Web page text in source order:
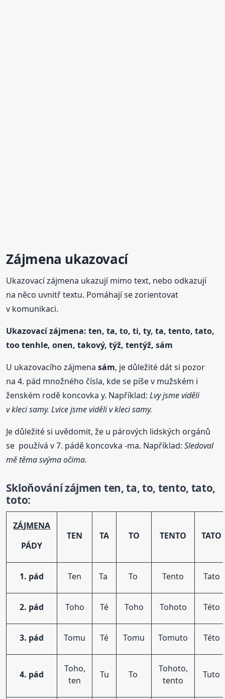
Zájmena ukazovací
Ukazovací zájmena ukazují mimo text, nebo odkazují
na něco uvnitř textu. Pomáhají se zorientovat
v komunikaci.
Ukazovací zájmena: ten, ta, to, ti, ty, ta, tento, tato,
too tenhle, onen, takový, týž, tentýž, sám
U ukazovacího zájmenasám, je důležité dát si pozor
na 4. pád množného čísla, kde se píše v mužském i
ženském rodě koncovka y. Například:Lvy jsme viděli
v kleci samy. Lvice jsme viděli v kleci samy.
Je důležité si uvědomit, že u párových lidských orgánů
se používá v 7. pádě koncovka -ma. Například:Sledoval
mě těma svýma očima.
Skloňovánízájmen ten, ta, to, tento, tato,
toto:
ZÁJMENA
PÁDY
TEN TA TO TENTO TATO
1. pád Ten Ta To Tento Tato
2. pád Toho Té Toho Tohoto Této
3. pád Tomu Té Tomu Tomuto Této
4. pád
Toho,
ten
Tu To
Tohoto,
tento
Tuto